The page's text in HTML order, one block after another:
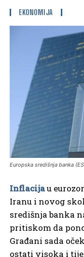
EKONOMIJA
Europska središnja banka
Inflacijau
Iranu i novog
središnja banka
pritiskom da
Građani sada
ostati visoka i